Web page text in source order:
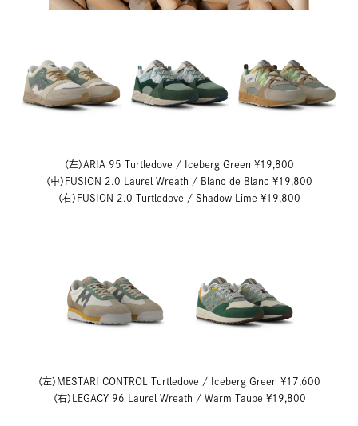
（左）ARIA 95 Turtledove / Iceberg Green ¥19,800
（中）FUSION 2.0 Laurel Wreath / Blanc de Blanc ¥19,800
（右）FUSION 2.0 Turtledove / Shadow Lime ¥19,800
（左）MESTARI CONTROL Turtledove / Iceberg Green ¥17,600
（右）LEGACY 96 Laurel Wreath / Warm Taupe ¥19,800